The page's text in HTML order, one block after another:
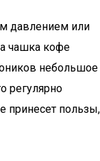
давлением или
чашка кофе
небольшое
регулярно
принесет пользы,